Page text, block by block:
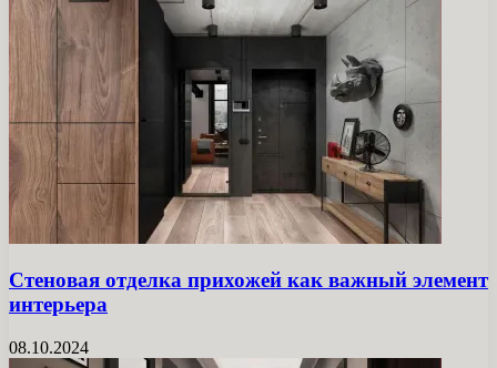
Стеновая отделка прихожей как важный элемент
интерьера
08.10.2024